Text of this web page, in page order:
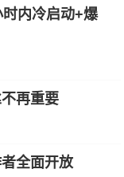
内冷启动+爆
再重要
全面开放